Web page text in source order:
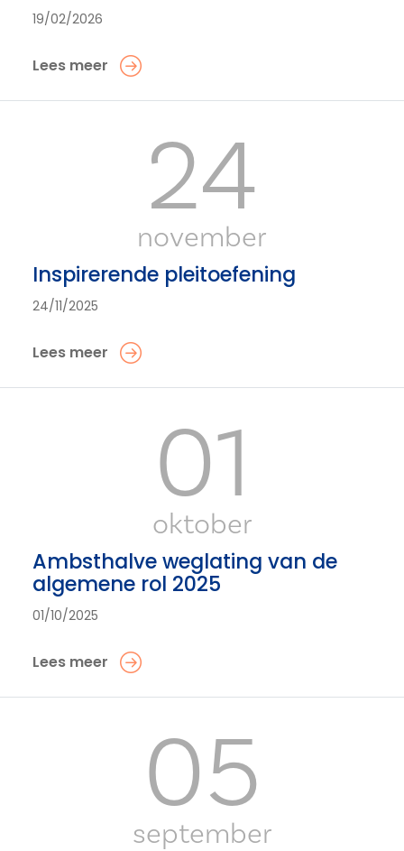
19/02/2026
Lees meer
24
november
Inspirerende pleitoefening
24/11/2025
Lees meer
01
oktober
Ambsthalve weglating van de
algemene rol 2025
01/10/2025
Lees meer
05
september